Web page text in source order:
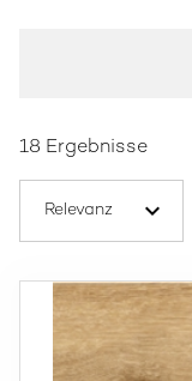
18 Ergebnisse